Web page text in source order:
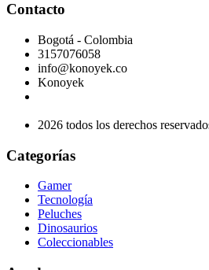
Contacto
Bogotá - Colombia
3157076058
info@konoyek.co
Konoyek
2026 todos los derechos
Categorías
Gamer
Tecnología
Peluches
Dinosaurios
Coleccionables